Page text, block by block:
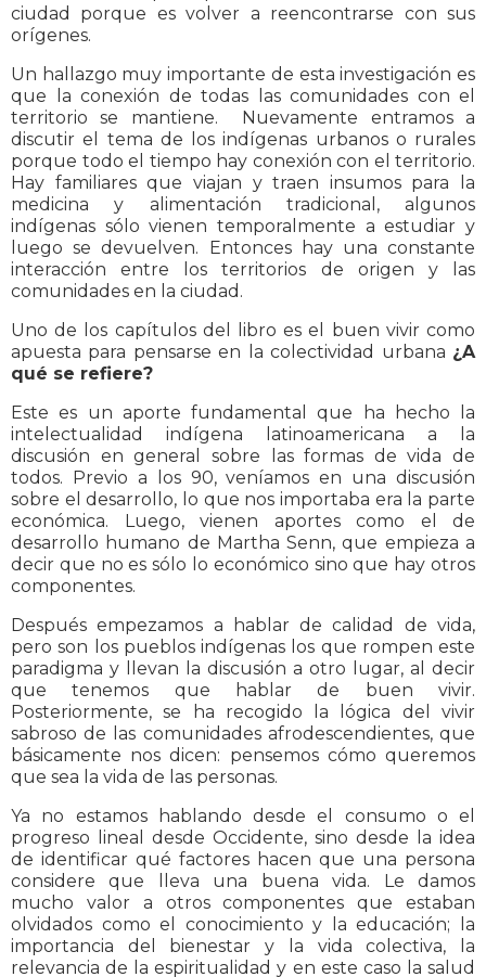
ciudad porque es volver a reencontrarse con sus
orígenes.
Un hallazgo muy importante de esta investigación es
que la conexión de todas las comunidades con el
territorio se mantiene. Nuevamente entramos a
discutir el tema de los indígenas urbanos o rurales
porque todo el tiempo hay conexión con el territorio.
Hay familiares que viajan y traen insumos para la
medicina y alimentación tradicional, algunos
indígenas sólo vienen temporalmente a estudiar y
luego se devuelven. Entonces hay una constante
interacción entre los territorios de origen y las
comunidades en la ciudad.
Uno de los capítulos del libro es el buen vivir como
apuesta para pensarse en la colectividad urbana ¿A
qué se refiere?
Este es un aporte fundamental que ha hecho la
intelectualidad indígena latinoamericana a la
discusión en general sobre las formas de vida de
todos. Previo a los 90, veníamos en una discusión
sobre el desarrollo, lo que nos importaba era la parte
económica. Luego, vienen aportes como el de
desarrollo humano de Martha Senn, que empieza a
decir que no es sólo lo económico sino que hay otros
componentes.
Después empezamos a hablar de calidad de vida,
pero son los pueblos indígenas los que rompen este
paradigma y llevan la discusión a otro lugar, al decir
que tenemos que hablar de buen vivir.
Posteriormente, se ha recogido la lógica del vivir
sabroso de las comunidades afrodescendientes, que
básicamente nos dicen: pensemos cómo queremos
que sea la vida de las personas.
Ya no estamos hablando desde el consumo o el
progreso lineal desde Occidente, sino desde la idea
de identificar qué factores hacen que una persona
considere que lleva una buena vida. Le damos
mucho valor a otros componentes que estaban
olvidados como el conocimiento y la educación; la
importancia del bienestar y la vida colectiva, la
relevancia de la espiritualidad y en este caso la salud